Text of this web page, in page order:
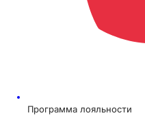
Программа лояльности